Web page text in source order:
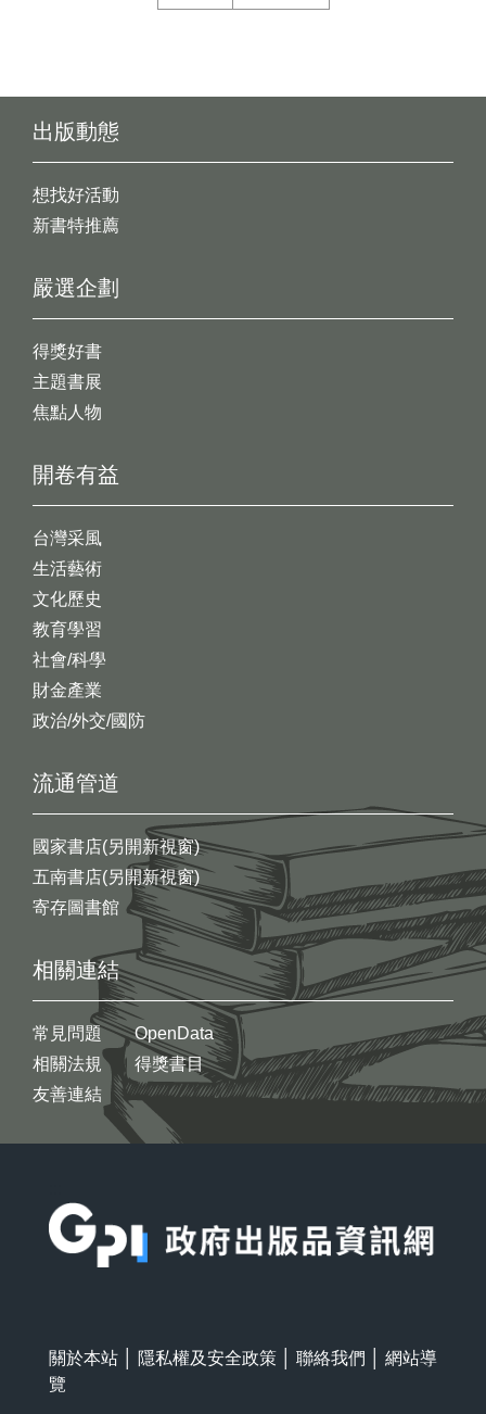
出版動態
想找好活動
新書特推薦
開卷有益
台灣采風
生活藝術
文化歷史
教育學習
社會/科學
財金產業
政治/外交/國防
嚴選企劃
得獎好書
主題書展
焦點人物
流通管道
國家書店(另開新視窗)
五南書店(另開新視窗)
寄存圖書館
相關連結
常見問題
相關法規
友善連結
OpenData
得獎書目
關於本站 隱私權及安全政策 聯絡我們
網站導
覽